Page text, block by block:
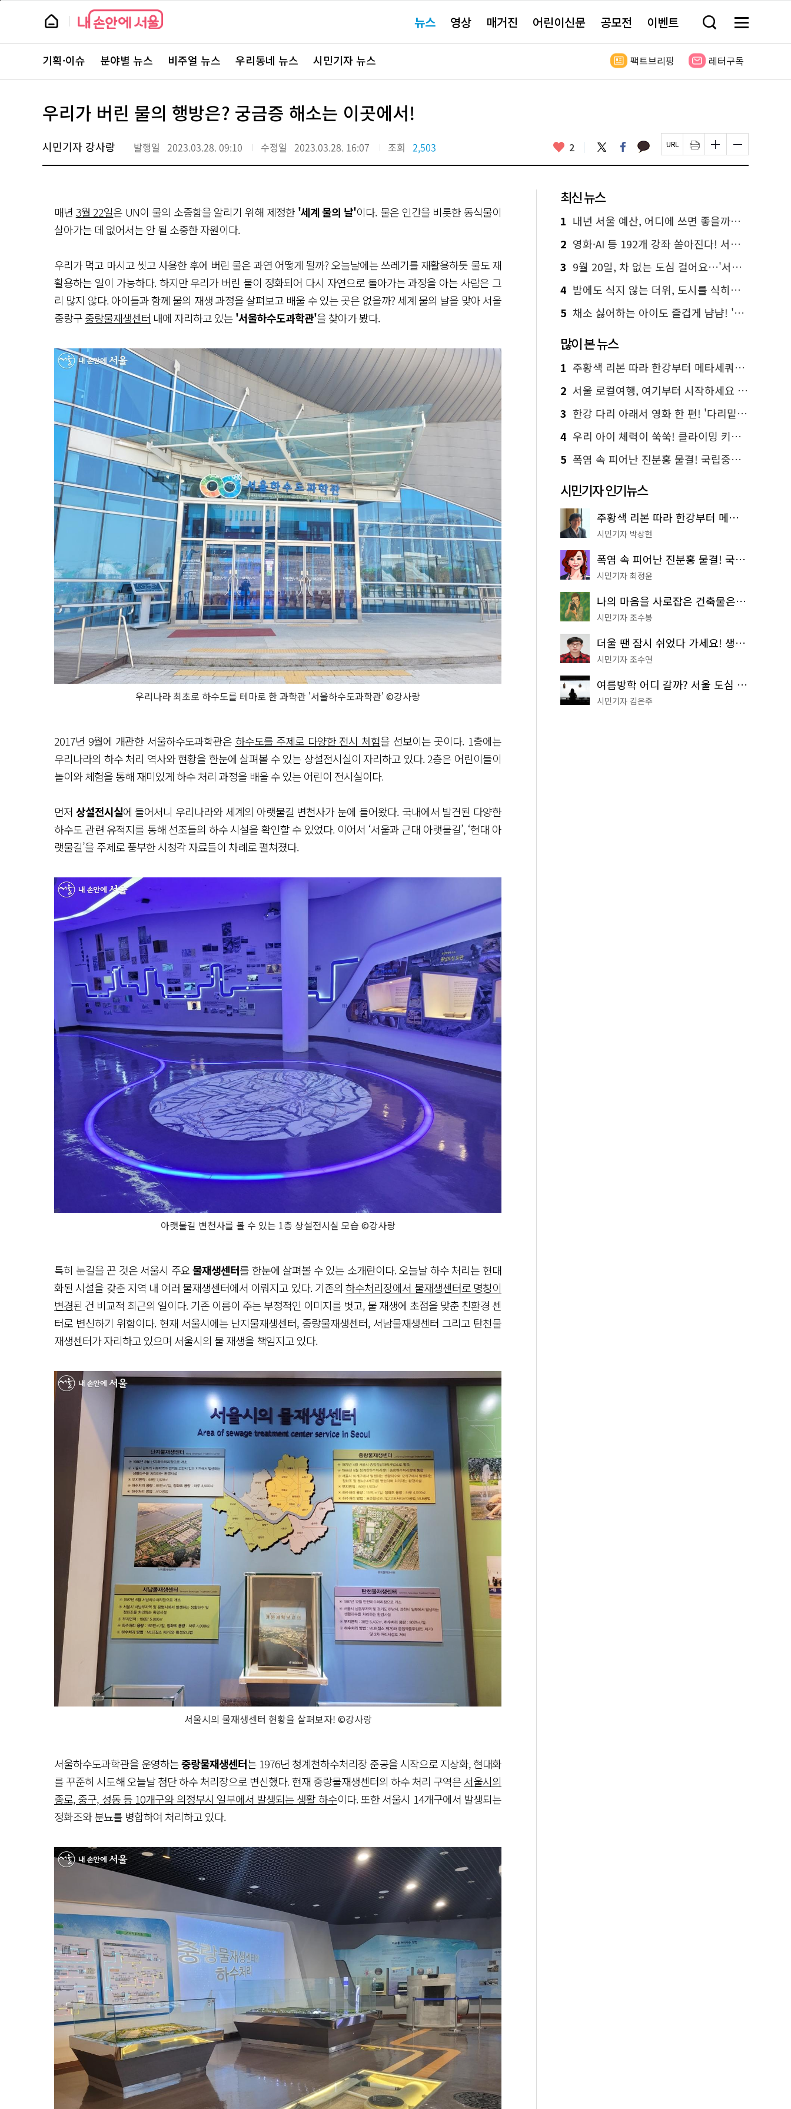
본
뉴
스 요뉴스 영상 매거진 어린이신문 공모전 이벤트 검
창
기
메
전
보
뉴
스
주
서
바
로
기획·이슈 분야별 뉴스 비주얼 뉴스 우리동네 뉴스 시민기자 뉴스 팩트브리핑 레터구독
우리가 버린 물의 행방은? 궁금증 해소는 이곳에서!
시민기자 강사랑 발행일 2023.03.28. 09:10 수정일 2023.03.28. 16:07 조회 2,503 좋
요
2 트
위
터
페
이
스
카
카 페
이
지
인
쇄
하
글
자
크
하
기
글
자
크
하
매년 3월 22일은 UN이 물의 소중함을 알리기 위해 제정한 '세계 물의 날'이다. 물은 인간을 비롯한 동식물이
살아가는 데 없어서는 안 될 소중한 자원이다.
우리가 먹고 마시고 씻고 사용한 후에 버린 물은 과연 어떻게 될까? 오늘날에는 쓰레기를 재활용하듯 물도 재
활용하는 일이 가능하다. 하지만 우리가 버린 물이 정화되어 다시 자연으로 돌아가는 과정을 아는 사람은 그
리 많지 않다. 아이들과 함께 물의 재생 과정을 살펴보고 배울 수 있는 곳은 없을까? 세계 물의 날을 맞아 서울
중랑구중랑물재생센터 내에 자리하고 있는'서울하수도과학관'을 찾아가 봤다.
우리나라 최초로 하수도를 테마로 한 과학관 '서울하수도과학관' ©강사랑
2017년 9월에 개관한 서울하수도과학관은 하수도를 주제로 다양한 전시 체험을 선보이는 곳이다. 1층에는
우리나라의 하수 처리 역사와 현황을 한눈에 살펴볼 수 있는 상설전시실이 자리하고 있다. 2층은 어린이들이
놀이와 체험을 통해 재미있게 하수 처리 과정을 배울 수 있는 어린이 전시실이다.
먼저 상설전시실에 들어서니 우리나라와 세계의 아랫물길 변천사가 눈에 들어왔다. 국내에서 발견된 다양한
하수도 관련 유적지를 통해 선조들의 하수 시설을 확인할 수 있었다. 이어서 ‘서울과 근대 아랫물길’, ‘현대 아
랫물길’을 주제로 풍부한 시청각 자료들이 차례로 펼쳐졌다.
아랫물길 변천사를 볼 수 있는 1층 상설전시실 모습 ©강사랑
특히 눈길을 끈 것은 서울시 주요물재생센터를 한눈에 살펴볼 수 있는 소개란이다. 오늘날 하수 처리는 현대
화된 시설을 갖춘 지역 내 여러 물재생센터에서 이뤄지고 있다. 기존의하수처리장에서 물재생센터로 명칭이
변경된 건 비교적 최근의 일이다. 기존 이름이 주는 부정적인 이미지를 벗고, 물 재생에 초점을 맞춘 친환경 센
터로 변신하기 위함이다. 현재 서울시에는 난지물재생센터, 중랑물재생센터, 서남물재생센터 그리고 탄천물
재생센터가 자리하고 있으며 서울시의 물 재생을 책임지고 있다.
서울시의 물재생센터 현황을 살펴보자! ©강사랑
서울하수도과학관을 운영하는중랑물재생센터는 1976년 청계천하수처리장 준공을 시작으로 지상화, 현대화
를 꾸준히 시도해 오늘날 첨단 하수 처리장으로 변신했다. 현재 중랑물재생센터의 하수 처리 구역은서울시의
종로, 중구, 성동 등 10개구와 의정부시 일부에서 발생되는 생활 하수이다. 또한 서울시 14개구에서 발생되는
정화조와 분뇨를 병합하여 처리하고 있다.
최신 뉴스
1 내년 서울 예산, 어디에 쓰면 좋을까요? 온라인 투표
2 영화·AI 등 192개 강좌 쏟아진다! 서울시민대학 선착순 신청
3 9월 20일, 차 없는 도심 걸어요…'서울 걷자 페스티벌' 선착순 5천명
4 밤에도 식지 않는 더위, 도시를 식히는 시원한 해법은?
5 채소 싫어하는 아이도 즐겁게 냠냠! '찾아가는 서울시 식생활 교육' 현장
많이 본 뉴스
1 주황색 리본 따라 한강부터 메타세쿼이아 숲길까지…서울둘레길 15코스
2 서울 로컬여행, 여기부터 시작하세요 '서울에디션25'
3 한강 다리 아래서 영화 한 편! '다리밑 영화관' 무료 상영
4 우리 아이 체력이 쑥쑥! 클라이밍 키즈카페·어린이 체력장
5 폭염 속 피어난 진분홍 물결! 국립중앙박물관 배롱나무 명소
시민기자 인기뉴스
주황색 리본 따라 한강부터 메타세쿼이아 숲길까지…서울둘레길 15코스
시민기자 박상현
폭염 속 피어난 진분홍 물결! 국립중앙박물관 배롱나무 명소
시민기자 최정윤
나의 마음을 사로잡은 건축물은? '서울시 건축상' 수상작 공개!
시민기자 조수봉
더울 땐 잠시 쉬었다 가세요! 생수 냉장고부터 해피소·무더위쉼터까지
시민기자 조수연
여름방학 어디 갈까? 서울 도심 무료 실내 여행 코스 추천
시민기자 김은주
페